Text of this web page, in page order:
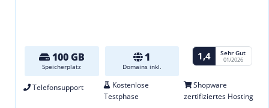
100 GB
Speicherplatz
1
Domains inkl.
1,4 Sehr Gut
01/2026
Telefonsupport
Kostenlose
Testphase
Shopware
zertifiziertes Hosting